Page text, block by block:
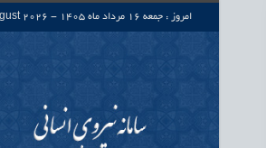
امروز : جمعه 16 مرداد ماه 1405 - Friday 7 August 2026